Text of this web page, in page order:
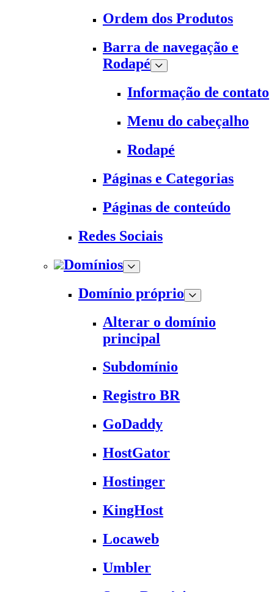
Ordem dos Produtos
Barra de navegação e
Rodapé
Informação de contato
Menu do cabeçalho
Rodapé
Páginas e Categorias
Páginas de conteúdo
Redes Sociais
Domínios
Domínio próprio
Alterar o domínio
principal
Subdomínio
Registro BR
GoDaddy
HostGator
Hostinger
KingHost
Locaweb
Umbler